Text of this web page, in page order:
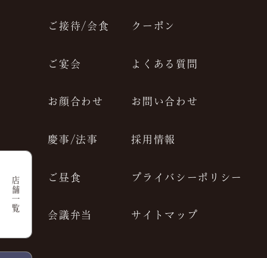
店舗一覧
ご接待/会食
ご宴会
お顔合わせ
慶事/法事
ご昼食
会議弁当
クーポン
よくある質問
お問い合わせ
採用情報
プライバシーポリシー
サイトマップ